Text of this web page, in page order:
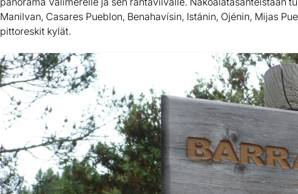
Manilvan, Casares Pueblon, Benahavísin, Istánin, Ojénin, Mijas
pittoreskit kylät.